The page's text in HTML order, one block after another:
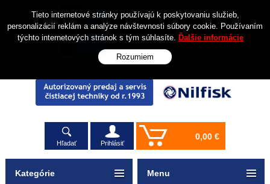
Hľadať Prihlásiť
0,00 €
Kategórie Menu
Tieto internetové stránky používajú k poskytovaniu služieb,
personalizácií reklám a analýze návštevnosti súbory cookie. Používaním
týchto internetových stránok s tým súhlasíte. Ďalšie informácie
Rozumiem